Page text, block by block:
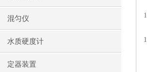
混匀仪
水质硬度计
定器装置